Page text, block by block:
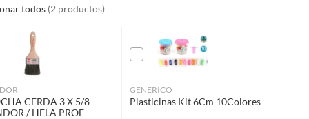
todos (2 productos)
CERDA 3 X 5/8
/ HELA PROF
GENERICO
Plasticinas Kit 6Cm 10Colores